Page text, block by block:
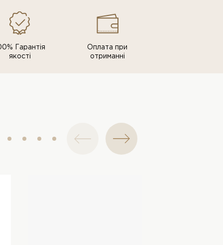
Гарантія
якості
Оплата при
отриманні